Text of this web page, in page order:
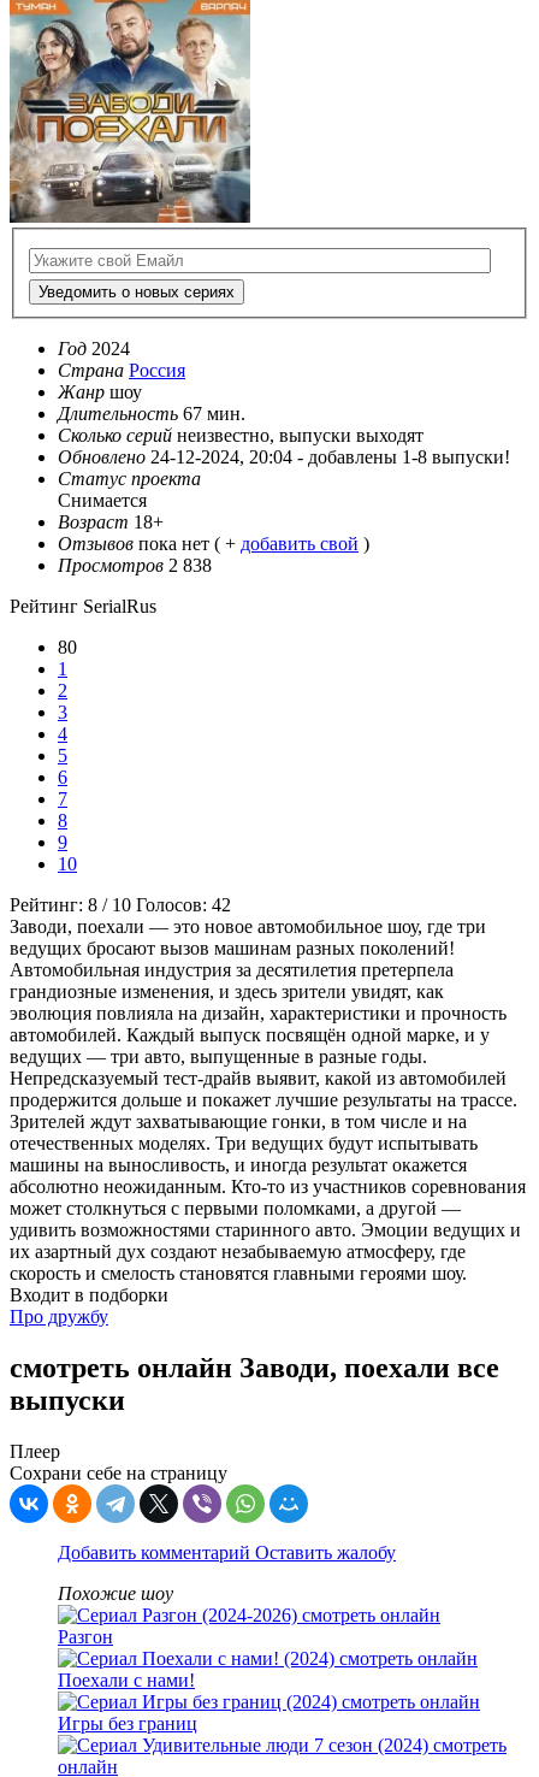
Уведомить о новых сериях
Год 2024
Страна Россия
Жанр шоу
Длительность 67 мин.
Сколько серий неизвестно, выпуски выходят
Обновлено 24-12-2024, 20:04 - добавлены 1-8 выпуски!
Статус проекта
Снимается
Возраст 18+
Отзывов пока нет ( + добавить свой )
Просмотров 2 838
Рейтинг SerialRus
80
1
2
3
4
5
6
7
8
9
10
Рейтинг: 8 / 10 Голосов: 42
Заводи, поехали — это новое автомобильное шоу, где три
ведущих бросают вызов машинам разных поколений!
Автомобильная индустрия за десятилетия претерпела
грандиозные изменения, и здесь зрители увидят, как
эволюция повлияла на дизайн, характеристики и прочность
автомобилей. Каждый выпуск посвящён одной марке, и у
ведущих — три авто, выпущенные в разные годы.
Непредсказуемый тест-драйв выявит, какой из автомобилей
продержится дольше и покажет лучшие результаты на трассе.
Зрителей ждут захватывающие гонки, в том числе и на
отечественных моделях. Три ведущих будут испытывать
машины на выносливость, и иногда результат окажется
абсолютно неожиданным. Кто-то из участников соревнования
может столкнуться с первыми поломками, а другой —
удивить возможностями старинного авто. Эмоции ведущих и
их азартный дух создают незабываемую атмосферу, где
скорость и смелость становятся главными героями шоу.
Входит в подборки
Про дружбу
смотреть онлайн Заводи, поехали все
выпуски
Плеер
Сохрани себе на страницу
Добавить комментарий Оставить жалобу
Похожие шоу
Разгон
Поехали с нами!
Игры без границ